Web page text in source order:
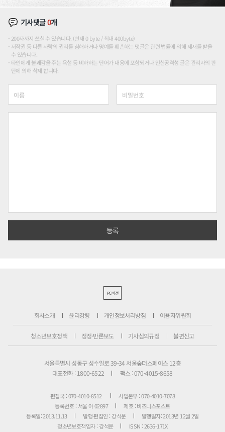
기사댓글0개
200자까지 쓰실 수 있습니다. (현재 0 byte / 최대 400byte)
저작권 등 다른 사람의 권리를 침해하거나 명예를 훼손하는 댓글은 관련 법률에 의해 제재를 받을
수 있습니다.
타인에게 불쾌감을 주는 욕설 등 비하하는 단어가 내용에 포함되거나 인신공격성 글은 관리자의 판
단에 의해 삭제 합니다.
PC버전
회사소개 윤리강령 개인정보처리방침 이용자위원회
청소년보호정책 정정·반론보도 기사심의규정 불편신고
서울특별시 성동구 성수일로 39-34 서울숲더스페이스 12층
대표전화 : 1800-6522
팩스 : 070-4015-8658
편집국 : 070-4010-8512
사업본부 : 070-4010-7078
등록번호 : 서울 아 02897
제호 : 비즈니스포스트
등록일: 2013.11.13
발행·편집인 : 강석운
발행일자: 2013년 12월 2일
청소년보호책임자 : 강석운
ISSN : 2636-171X